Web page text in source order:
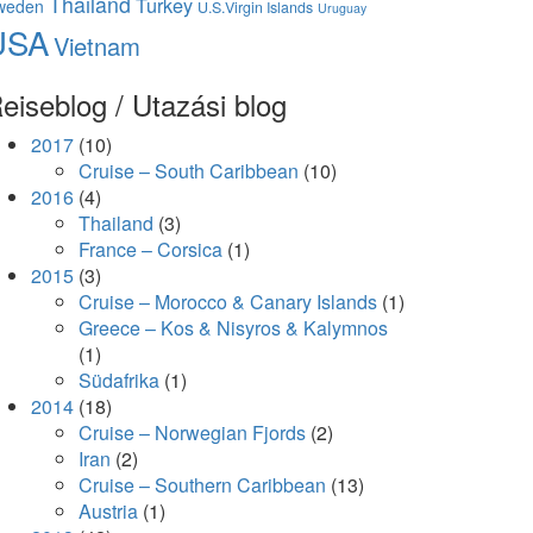
U.S.Virgin Islands Uruguay
Vietnam
/ Utazási blog
2017 (10)
Cruise – South Caribbean (10)
2016 (4)
Thailand (3)
France – Corsica (1)
2015 (3)
Cruise – Morocco & Canary Islands (1)
Greece – Kos & Nisyros & Kalymnos
(1)
Südafrika (1)
2014 (18)
Cruise – Norwegian Fjords (2)
Iran (2)
Cruise – Southern Caribbean (13)
Austria (1)